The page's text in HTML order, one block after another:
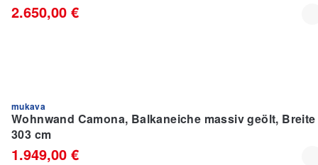
2.650,00 €
mukava
Wohnwand Camona, Balkaneiche massiv geölt, Breite
303 cm
1.949,00 €